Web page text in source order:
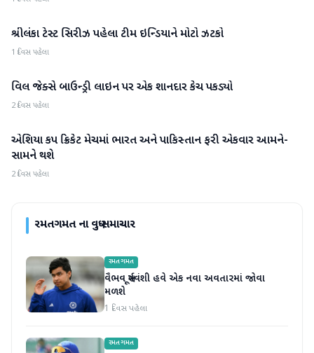
રમતગમત
શ્રીલંકા ટેસ્ટ સિરીઝ પહેલા ટીમ ઇન્ડિયાને મોટો ઝટકો
1 દિવસ પહેલા
રમતગમત
વિલ જેક્સે બાઉન્ડ્રી લાઇન પર એક શાનદાર કેચ પકડ્યો
2 દિવસ પહેલા
રમતગમત
એશિયા કપ ક્રિકેટ મેચમાં ભારત અને પાકિસ્તાન ફરી એકવાર આમને-
સામને થશે
2 દિવસ પહેલા
રમતગમતના વધુ સમાચાર
રમતગમત
વૈભવ સૂર્યવંશી હવે એક નવા અવતારમાં જોવા
મળશે
1 દિવસ પહેલા
રમતગમત